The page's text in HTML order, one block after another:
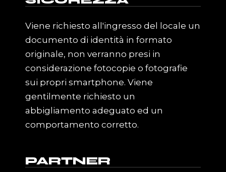
Viene richiesto all'ingresso del locale un
documento di identità in formato
originale, non verranno presi in
considerazione fotocopie o fotografie
sui propri smartphone. Viene
gentilmente richiesto un
abbigliamento adeguato ed un
comportamento corretto.
PARTNER